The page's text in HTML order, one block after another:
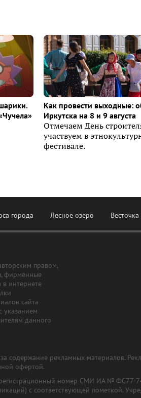
Как провести выходные:
Иркутска на 8 и 9 августа
Отмечаем День
участвуем в
фестивале.
города Лесное озеро
правом,
фирменные
в интернете
сайта
указанием
данного
содержание рекламных материалов.
офертой.
номер СМИ ИА № ФС77-
с соответствующей пометкой.